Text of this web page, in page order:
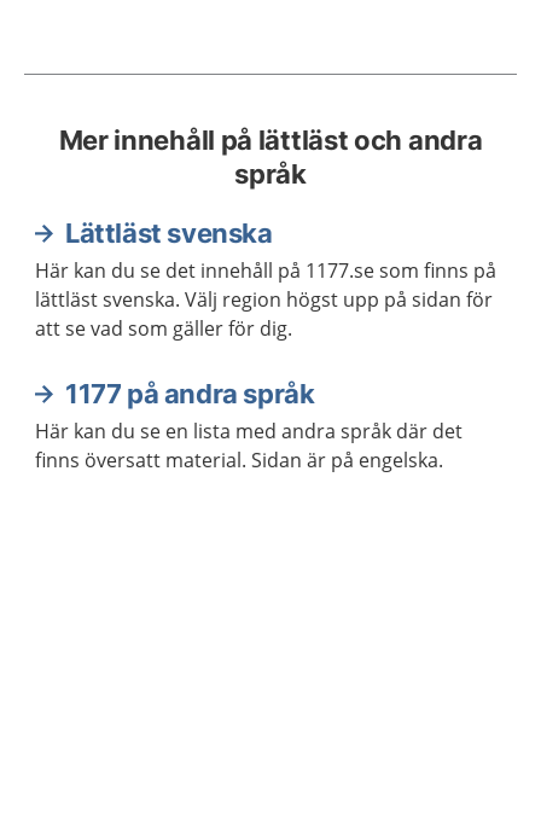
Mer innehåll på lättläst och andra
språk
Lättläst svenska
Här kan du se det innehåll på 1177.se som finns på
lättläst svenska. Välj region högst upp på sidan för
att se vad som gäller för dig.
1177 på andra språk
Här kan du se en lista med andra språk där det
finns översatt material. Sidan är på engelska.